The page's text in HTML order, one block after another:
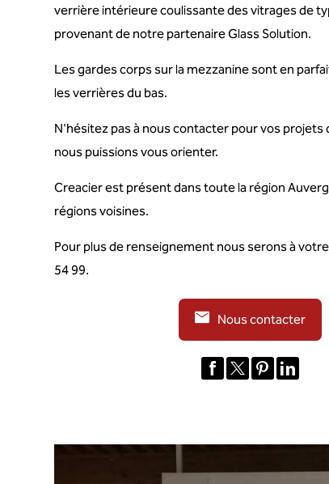
verrière intérieure coulissante des vitrages de
provenant de notre partenaire Glass Solution.
Les gardes corps sur la mezzanine sont en
les verrières du bas.
N'hésitez pas à nous contacter pour vos projets
nous puissions vous orienter.
Creacier est présent dans toute la région
régions voisines.
Pour plus de renseignement nous serons à
54 99.
Nous contacter